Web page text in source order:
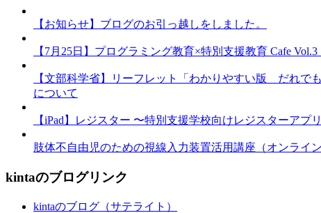
【お知らせ】ブログのお引っ越しをしました。
【7月25日】プログラミング教育×特別支援教育 Cafe
【文部科学省】リーフレット「わかりやすい版 だれで
について
【iPad】レジスター 〜特別支援学校向けレジスターアプ
肢体不自由児のための視線入力装置活用講座（オンライン
kintaのブログリンク
kintaのブログ（サテライト）